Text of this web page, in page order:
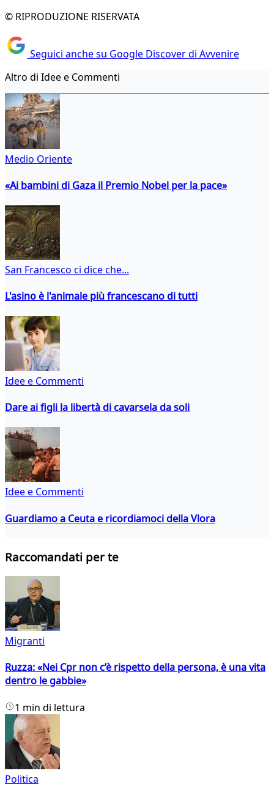
© RIPRODUZIONE RISERVATA
Seguici anche su Google Discover di Avvenire
Altro di Idee e Commenti
Medio Oriente
«Ai bambini di Gaza il Premio Nobel per la pace»
San Francesco ci dice che...
L'asino è l'animale più francescano di tutti
Idee e Commenti
Dare ai figli la libertà di cavarsela da soli
Idee e Commenti
Guardiamo a Ceuta e ricordiamoci della Vlora
Raccomandati per te
Migranti
Ruzza: «Nei Cpr non c’è rispetto della persona, è una vita
dentro le gabbie»
1 min di lettura
Politica